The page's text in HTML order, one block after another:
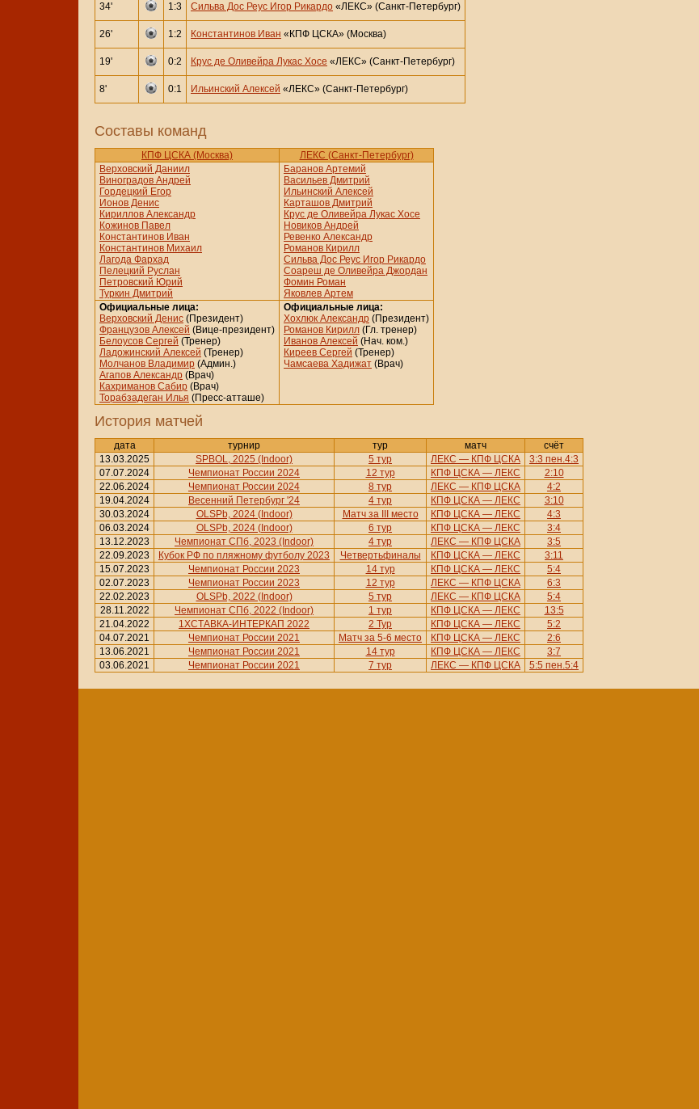
34' 1:3 Сильва Дос Реус Игор Рикардо «ЛЕКС» (Санкт-Петербург)
26' 1:2 Константинов Иван «КПФ ЦСКА» (Москва)
19' 0:2 Крус де Оливейра Лукас Хосе «ЛЕКС» (Санкт-Петербург)
8' 0:1 Ильинский Алексей «ЛЕКС» (Санкт-Петербург)
Составы команд
КПФ ЦСКА (Москва)
ЛЕКС (Санкт-Петербург)
Верховский Даниил
Виноградов Андрей
Гордецкий Егор
Ионов Денис
Кириллов Александр
Кожинов Павел
Константинов Иван
Константинов Михаил
Лагода Фархад
Пелецкий Руслан
Петровский Юрий
Туркин Дмитрий
Баранов Артемий
Васильев Дмитрий
Ильинский Алексей
Карташов Дмитрий
Крус де Оливейра Лукас Хосе
Новиков Андрей
Ревенко Александр
Романов Кирилл
Сильва Дос Реус Игор Рикардо
Соареш де Оливейра Джордан
Фомин Роман
Яковлев Артем
Официальные лица:
Верховский Денис (Президент)
Французов Алексей (Вице-президент)
Белоусов Сергей (Тренер)
Ладожинский Алексей (Тренер)
Молчанов Владимир (Админ.)
Агапов Александр (Врач)
Кахриманов Сабир (Врач)
Торабзадеган Илья (Пресс-атташе)
Официальные лица:
Хохлюк Александр (Президент)
Романов Кирилл (Гл. тренер)
Иванов Алексей (Нач. ком.)
Киреев Сергей (Тренер)
Чамсаева Хадижат (Врач)
История матчей
дата турнир тур матч
счёт
13.03.2025
SPBOL, 2025 (Indoor) 5 тур ЛЕКС — КПФ ЦСКА
3:3 пен.4:3
07.07.2024
Чемпионат России 2024 12 тур КПФ ЦСКА — ЛЕКС
2:10
22.06.2024
Чемпионат России 2024 8 тур ЛЕКС — КПФ ЦСКА
4:2
19.04.2024
Весенний Петербург '24 4 тур КПФ ЦСКА — ЛЕКС
3:10
30.03.2024
OLSPb, 2024 (Indoor) Матч за III место КПФ ЦСКА — ЛЕКС
4:3
06.03.2024
OLSPb, 2024 (Indoor) 6 тур КПФ ЦСКА — ЛЕКС
3:4
13.12.2023
Чемпионат СПб, 2023 (Indoor) 4 тур ЛЕКС — КПФ ЦСКА
3:5
22.09.2023
Кубок РФ по пляжному футболу 2023 Четвертьфиналы КПФ ЦСКА — ЛЕКС
3:11
15.07.2023
Чемпионат России 2023 14 тур КПФ ЦСКА — ЛЕКС
5:4
02.07.2023
Чемпионат России 2023 12 тур ЛЕКС — КПФ ЦСКА
6:3
22.02.2023
OLSPb, 2022 (Indoor) 5 тур ЛЕКС — КПФ ЦСКА
5:4
28.11.2022
Чемпионат СПб, 2022 (Indoor) 1 тур КПФ ЦСКА — ЛЕКС
13:5
21.04.2022
1ХСТАВКА-ИНТЕРКАП 2022 2 Тур КПФ ЦСКА — ЛЕКС
5:2
04.07.2021
Чемпионат России 2021 Матч за 5-6 место КПФ ЦСКА — ЛЕКС
2:6
13.06.2021
Чемпионат России 2021 14 тур КПФ ЦСКА — ЛЕКС
3:7
03.06.2021
Чемпионат России 2021 7 тур ЛЕКС — КПФ ЦСКА 5:5 пен.5:4